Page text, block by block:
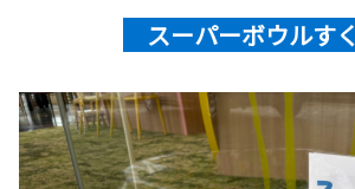
スーパーボウルす